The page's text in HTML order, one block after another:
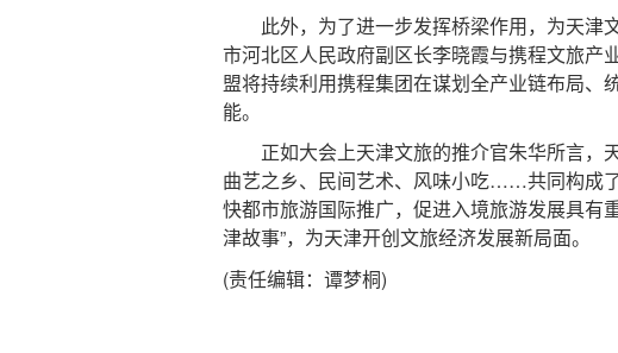
此外，为了进一步发挥桥梁作用，为天津
市河北区人民政府副区长李晓霞与携程文旅产
盟将持续利用携程集团在谋划全产业链布局
能。
正如大会上天津文旅的推介官朱华所言，天
曲艺之乡、民间艺术、风味小吃……共同构成
快都市旅游国际推广，促进入境旅游发展具有
津故事”，为天津开创文旅经济发展新局面。
(责任编辑：谭梦桐)